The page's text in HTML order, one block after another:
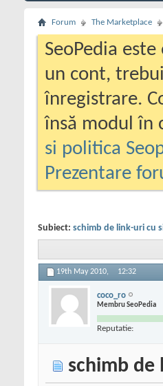
Forum The Marketplace
SeoPedia
un cont,
înregistrare.
însă modul în
si politica
Prezentare
Subiect: schimb de link-uri cu
19th May 2010, 12:32
coco_ro
Membru SeoPedia
Reputatie:
schimb de